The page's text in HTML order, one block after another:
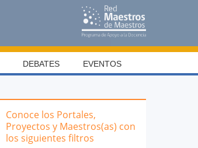
Conoce los Portales,
Proyectos y Maestros(as) con
los siguientes filtros
DEBATES EVENTOS